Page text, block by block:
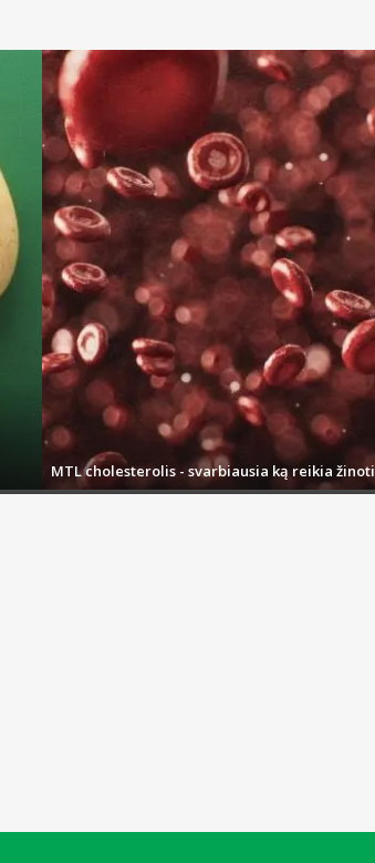
MTL cholesterolis - svarbiausia ką reikia žinoti